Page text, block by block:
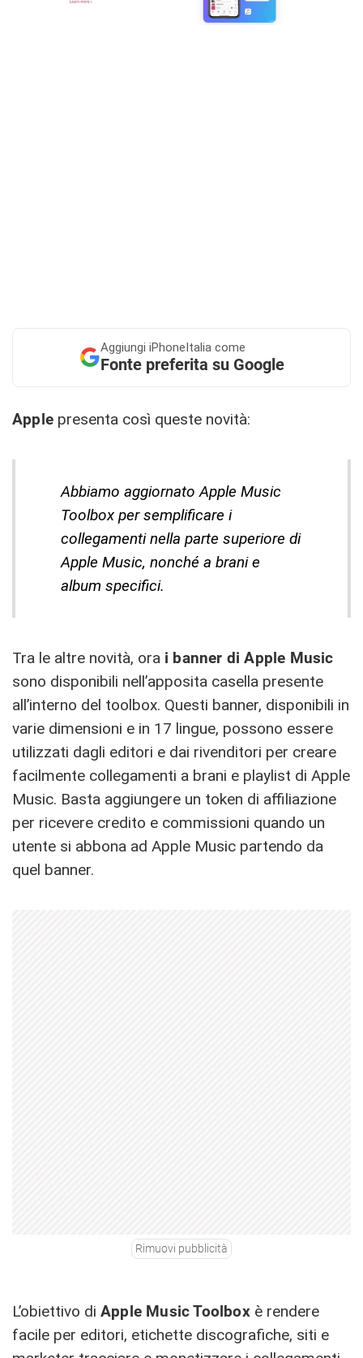
Aggiungi iPhoneItalia come
Fonte preferita su Google
Apple presenta così queste novità:
Abbiamo aggiornato Apple Music
Toolbox per semplificare i
collegamenti nella parte superiore di
Apple Music, nonché a brani e
album specifici.
Tra le altre novità, ora i banner di Apple Music
sono disponibili nell’apposita casella presente
all’interno del toolbox. Questi banner, disponibili in
varie dimensioni e in 17 lingue, possono essere
utilizzati dagli editori e dai rivenditori per creare
facilmente collegamenti a brani e playlist di Apple
Music. Basta aggiungere un token di affiliazione
per ricevere credito e commissioni quando un
utente si abbona ad Apple Music partendo da
quel banner.
Rimuovi pubblicità
L’obiettivo di Apple Music Toolboxè rendere
facile per editori, etichette discografiche, siti e